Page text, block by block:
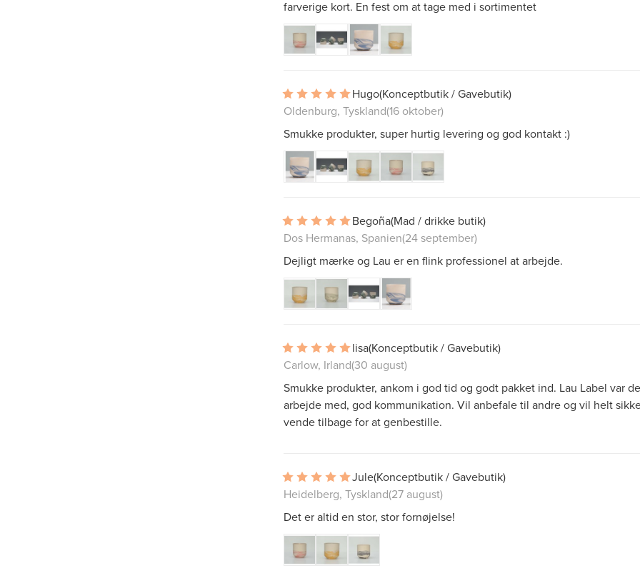
farverige kort. En fest om at tage med i sortimentet
Hugo(Konceptbutik / Gavebutik)
Oldenburg, Tyskland(16 oktober)
Smukke produkter, super hurtig levering og god kontakt :)
Begoña(Mad / drikke butik)
Dos Hermanas, Spanien(24 september)
Dejligt mærke og Lau er en flink professionel at arbejde.
lisa(Konceptbutik / Gavebutik)
Carlow, Irland(30 august)
Smukke produkter, ankom i god tid og godt pakket ind. Lau Label var
arbejde med, god kommunikation. Vil anbefale til andre og vil helt
vende tilbage for at genbestille.
Jule(Konceptbutik / Gavebutik)
Heidelberg, Tyskland(27 august)
Det er altid en stor, stor fornøjelse!